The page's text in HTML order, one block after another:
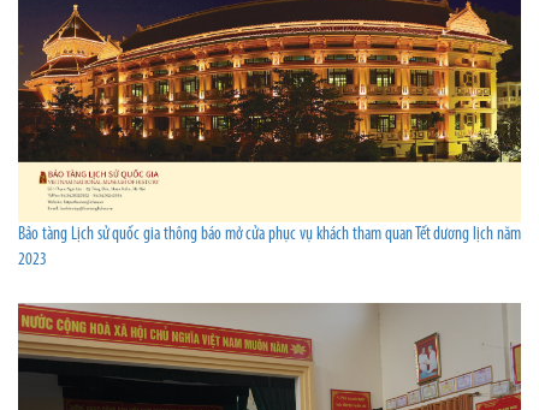
Bảo tàng Lịch sử quốc gia thông báo mở cửa phục vụ khách tham quan Tết dương lịch năm
2023